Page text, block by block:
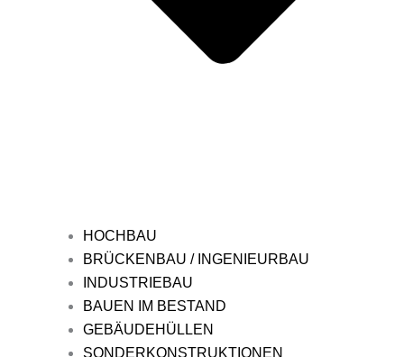
HOCHBAU
BRÜCKENBAU / INGENIEURBAU
INDUSTRIEBAU
BAUEN IM BESTAND
GEBÄUDEHÜLLEN
SONDERKONSTRUKTIONEN